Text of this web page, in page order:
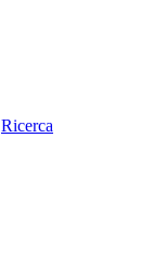
Ricerca